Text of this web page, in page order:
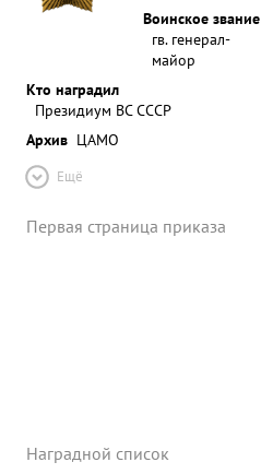
Воинское звание
гв. генерал-
майор
Кто наградил
Президиум ВС СССР
Архив ЦАМО
Ещё
Первая страница приказа
Наградной список